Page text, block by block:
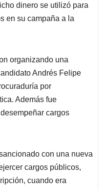
dinero se utilizó para
en su campaña a la
organizando una
Andrés Felipe
por
Además fue
cargos
con una nueva
cargos públicos,
cuando era